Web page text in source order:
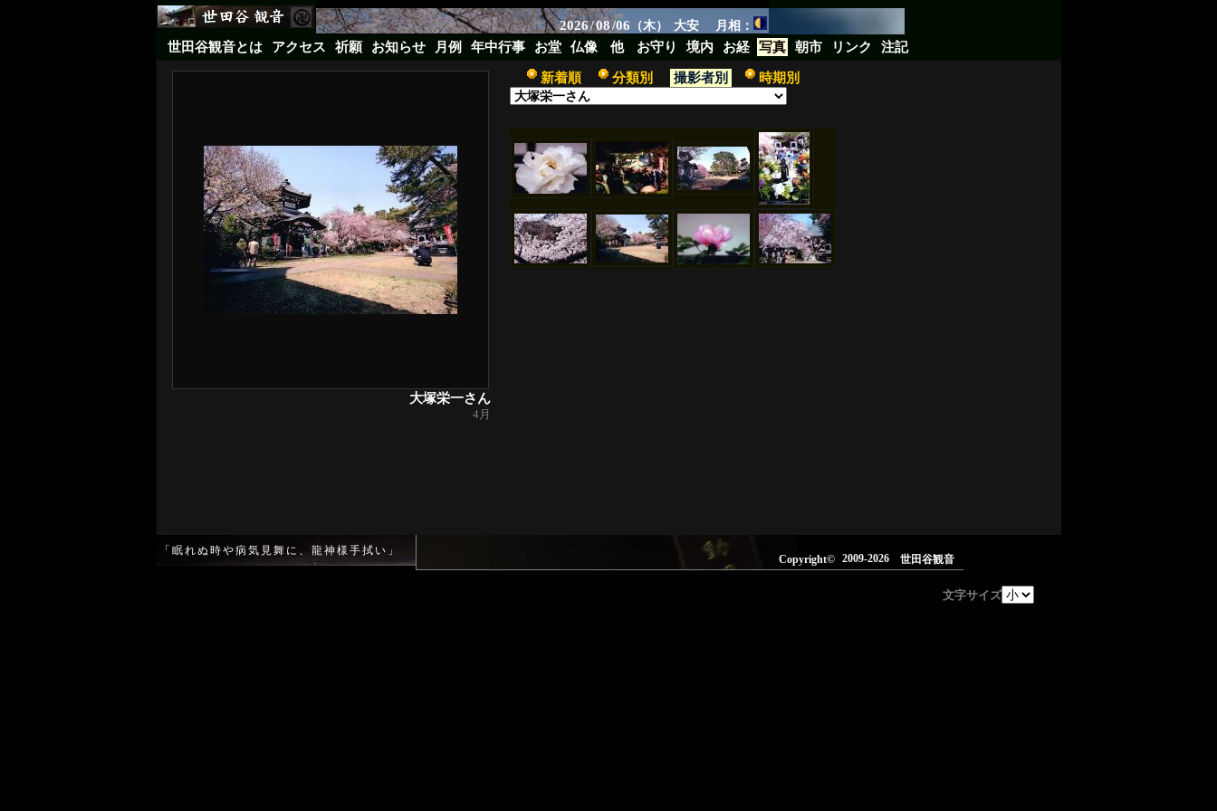
2026/08/06 （木） 大安
月相：
世田谷観音とは
アクセス 祈願 お知らせ 月例 年中行事 お堂 仏像 他 お守り 境内 お経 写真 朝市 リンク 注記
大塚栄一さん
4月
新着順 分類別 撮影者別 時期別
「眠れぬ時や病気見舞に、龍神様手拭い」
Copyright© 2009-2026 世田谷観音
文字サイズ